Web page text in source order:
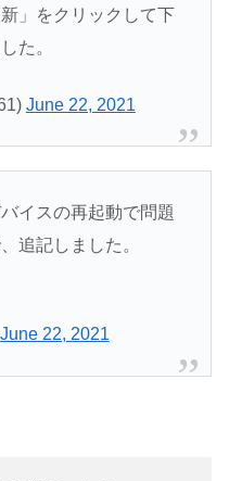
」をクリックして下
た。
June 22, 2021
イスの再起動で問題
追記しました。
June 22, 2021